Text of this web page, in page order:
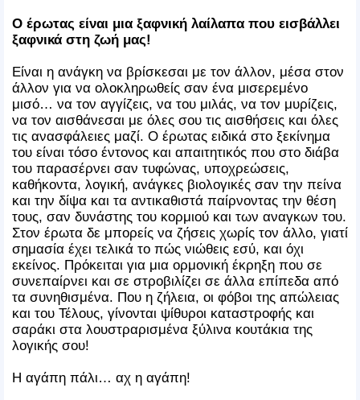
Ο έρωτας είναι μια ξαφνική λαίλαπα που εισβάλλει
ξαφνικά στη ζωή μας!
Είναι η ανάγκη να βρίσκεσαι με τον άλλον, μέσα στον
άλλον για να ολοκληρωθείς σαν ένα μισερεμένο
μισό… να τον αγγίζεις, να του μιλάς, να τον μυρίζεις,
να τον αισθάνεσαι με όλες σου τις αισθήσεις και όλες
τις ανασφάλειες μαζί. Ο έρωτας ειδικά στο ξεκίνημα
του είναι τόσο έντονος και απαιτητικός που στο διάβα
του παρασέρνει σαν τυφώνας, υποχρεώσεις,
καθήκοντα, λογική, ανάγκες βιολογικές σαν την πείνα
και την δίψα και τα αντικαθιστά παίρνοντας την θέση
τους, σαν δυνάστης του κορμιού και των αναγκων του.
Στον έρωτα δε μπορείς να ζήσεις χωρίς τον άλλο, γιατί
σημασία έχει τελικά το πώς νιώθεις εσύ, και όχι
εκείνος. Πρόκειται για μια ορμονική έκρηξη που σε
συνεπαίρνει και σε στροβιλίζει σε άλλα επίπεδα από
τα συνηθισμένα. Που η ζήλεια, οι φόβοι της απώλειας
και του Τέλους, γίνονται ψίθυροι καταστροφής και
σαράκι στα λουστραρισμένα ξύλινα κουτάκια της
λογικής σου!
Η αγάπη πάλι… αχ η αγάπη!